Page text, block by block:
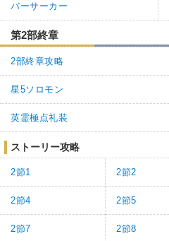
バーサーカー
第2部終章
2部終章攻略
星5ソロモン
英霊極点礼装
ストーリー攻略
2節1 2節2
2節4 2節5
2節7 2節8